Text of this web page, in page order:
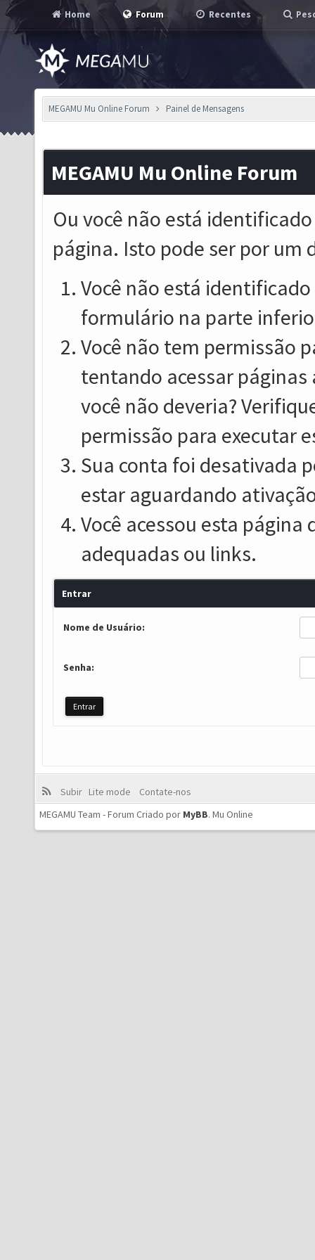
Home Forum Recentes
MEGAMU Mu Online Forum Painel de Mensagens
MEGAMU Mu Online Forum
Ou você não está
página. Isto pode ser por um
Você não está
formulário na parte
Você não tem permissão
tentando acessar
você não deveria?
permissão para executar
Sua conta foi desativada
estar aguardando
Você acessou esta
adequadas ou links.
Entrar
Nome de Usuário:
Senha:
Subir Lite mode
Contate-nos
MEGAMU Team - Forum Criado por MyBB. Mu Online